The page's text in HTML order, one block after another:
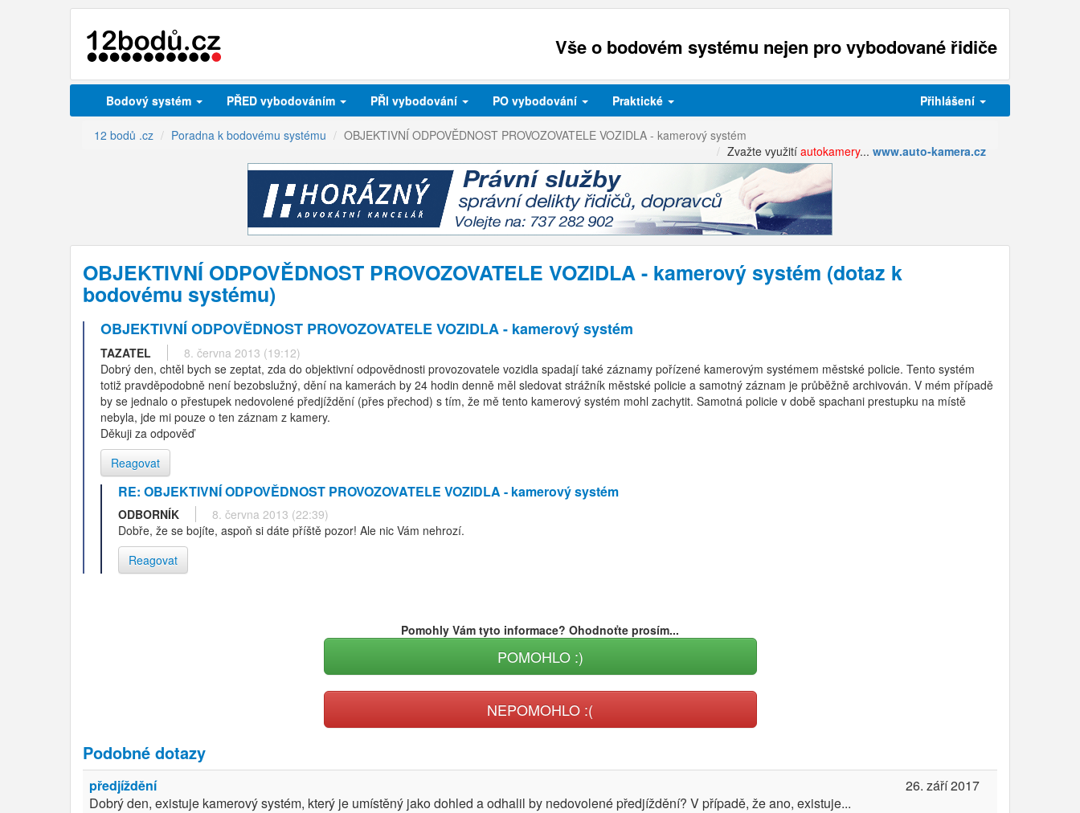
Vše o bodovém systému nejen pro vybodované řidiče
Bodový systém PŘED vybodováním PŘI vybodování PO vybodování Praktické Přihlášení
12 bodů .cz Poradna k bodovému systému
OBJEKTIVNÍ ODPOVĚDNOST PROVOZOVATELE VOZIDLA - kamerový systém
Zvažte využití autokamery... www.auto-kamera.cz
OBJEKTIVNÍ ODPOVĚDNOST PROVOZOVATELE VOZIDLA - kamerový systém (dotaz k
bodovému systému)
OBJEKTIVNÍ ODPOVĚDNOST PROVOZOVATELE VOZIDLA - kamerový systém
TAZATEL
8. června 2013 (19:12)
Dobrý den, chtěl bych se zeptat, zda do objektivní odpovědnosti provozovatele vozidla spadají také záznamy pořízené kamerovým systémem městské policie. Tento systém
totiž pravděpodobně není bezobslužný, dění na kamerách by 24 hodin denně měl sledovat strážník městské policie a samotný záznam je průběžně archivován. V mém případě
by se jednalo o přestupek nedovolené předjíždění (přes přechod) s tím, že mě tento kamerový systém mohl zachytit. Samotná policie v době spachani prestupku na místě
nebyla, jde mi pouze o ten záznam z kamery.
Děkuji za odpověď
Reagovat
RE: OBJEKTIVNÍ ODPOVĚDNOST PROVOZOVATELE VOZIDLA - kamerový systém
ODBORNÍK
8. června 2013 (22:39)
Dobře, že se bojíte, aspoň si dáte příště pozor! Ale nic Vám nehrozí.
Reagovat
Pomohly Vám tyto informace? Ohodnoťte prosím...
POMOHLO :)
NEPOMOHLO :(
Podobné dotazy
předjíždění
Dobrý den, existuje kamerový systém, který je umístěný jako dohled a odhalil by nedovolené předjíždění? V případě, že ano, existuje...
26. září 2017